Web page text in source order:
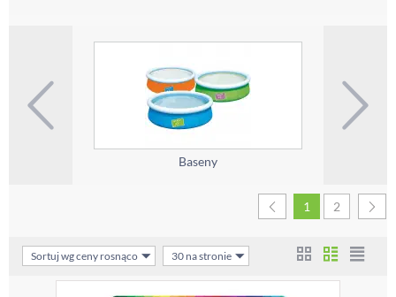
Baseny
1 2
Sortuj wg ceny rosnąco 30 na stronie